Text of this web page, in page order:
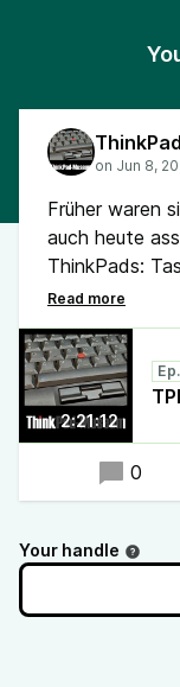
Früher waren
auch heute
ThinkPads:
vom CCH-
Tastatur-
Laufe der
Mit dem
Akkulaufzeit.
2:21:12
0
Your handle